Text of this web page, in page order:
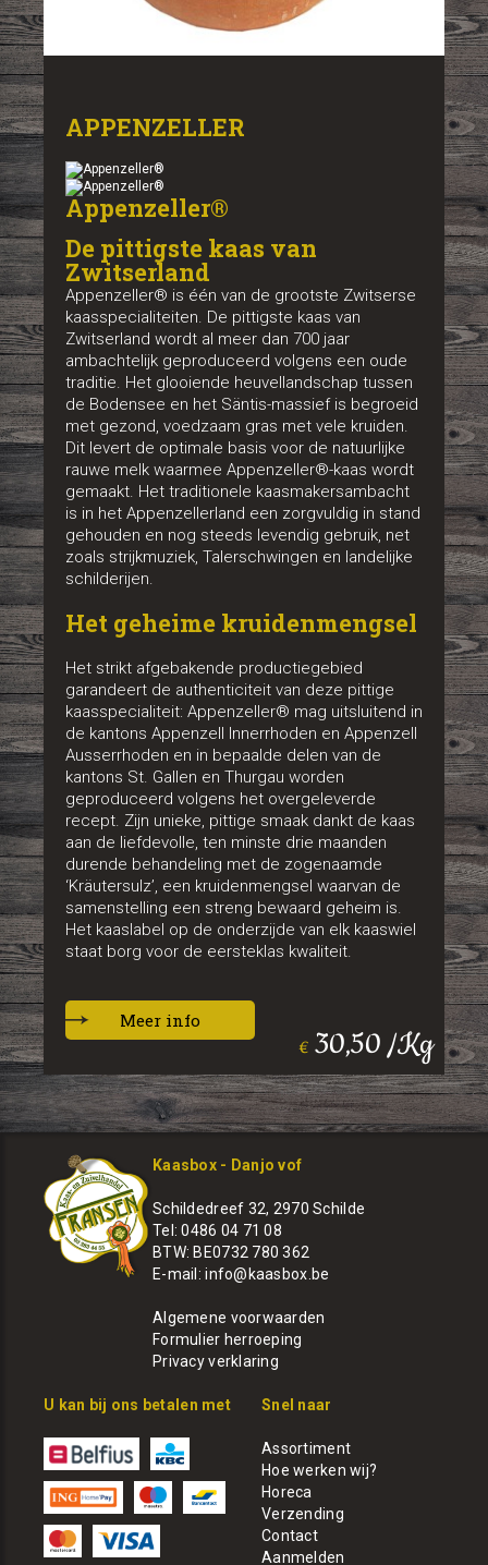
€ 30,50 /Kg
APPENZELLER
Appenzeller®
De pittigste kaas van
Zwitserland
Appenzeller® is één van de grootste Zwitserse
kaasspecialiteiten. De pittigste kaas van
Zwitserland wordt al meer dan 700 jaar
ambachtelijk geproduceerd volgens een oude
traditie. Het glooiende heuvellandschap tussen
de Bodensee en het Säntis-massief is begroeid
met gezond, voedzaam gras met vele kruiden.
Dit levert de optimale basis voor de natuurlijke
rauwe melk waarmee Appenzeller®-kaas wordt
gemaakt. Het traditionele kaasmakersambacht
is in het Appenzellerland een zorgvuldig in stand
gehouden en nog steeds levendig gebruik, net
zoals strijkmuziek, Talerschwingen en landelijke
schilderijen.
Het geheime kruidenmengsel
Het strikt afgebakende productiegebied
garandeert de authenticiteit van deze pittige
kaasspecialiteit: Appenzeller® mag uitsluitend in
de kantons Appenzell Innerrhoden en Appenzell
Ausserrhoden en in bepaalde delen van de
kantons St. Gallen en Thurgau worden
geproduceerd volgens het overgeleverde
recept. Zijn unieke, pittige smaak dankt de kaas
aan de liefdevolle, ten minste drie maanden
durende behandeling met de zogenaamde
‘Kräutersulz’, een kruidenmengsel waarvan de
samenstelling een streng bewaard geheim is.
Het kaaslabel op de onderzijde van elk kaaswiel
staat borg voor de eersteklas kwaliteit.
Meer info
Kaasbox - Danjo vof
Schildedreef 32, 2970 Schilde
Tel: 0486 04 71 08
BTW: BE0732 780 362
E-mail:info@kaasbox.be
Algemene voorwaarden
Formulier herroeping
Privacy verklaring
U kan bij ons betalen met Snel naar
Assortiment
Hoe werken wij?
Horeca
Verzending
Contact
Aanmelden